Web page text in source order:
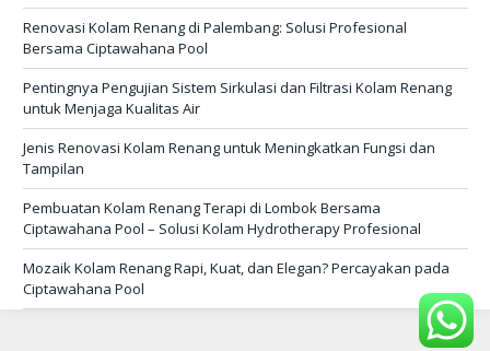
Renovasi Kolam Renang di Palembang: Solusi Profesional
Bersama Ciptawahana Pool
Pentingnya Pengujian Sistem Sirkulasi dan Filtrasi Kolam Renang
untuk Menjaga Kualitas Air
Jenis Renovasi Kolam Renang untuk Meningkatkan Fungsi dan
Tampilan
Pembuatan Kolam Renang Terapi di Lombok Bersama
Ciptawahana Pool – Solusi Kolam Hydrotherapy Profesional
Mozaik Kolam Renang Rapi, Kuat, dan Elegan? Percayakan pada
Ciptawahana Pool